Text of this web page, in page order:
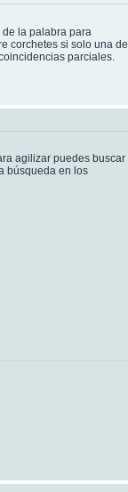
de la palabra para
corchetes si solo una de
parciales.
agilizar puedes buscar
búsqueda en los